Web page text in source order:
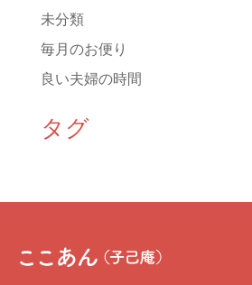
未分類
毎月のお便り
良い夫婦の時間
タグ